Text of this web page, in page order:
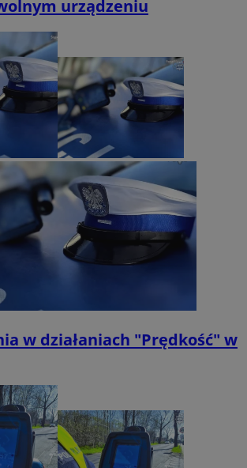
urządzeniu
w działaniach "Prędkość" w